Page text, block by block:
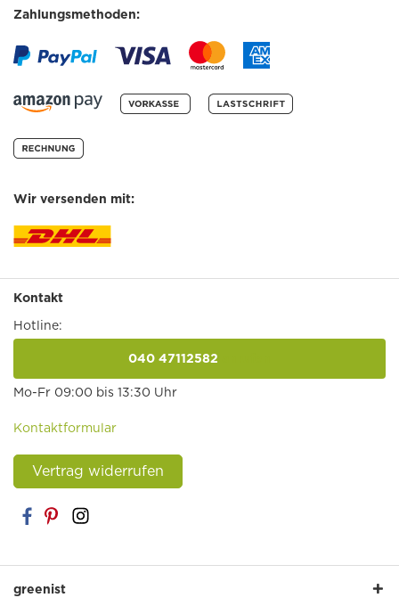
Zahlungsmethoden:
Wir versenden mit:
Kontakt
Hotline:
040 47112582
Mo-Fr 09:00 bis 13:30 Uhr
Kontaktformular
Vertrag widerrufen
greenist